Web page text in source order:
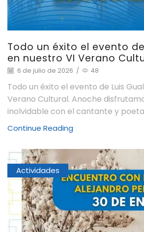
Todo un éxito el evento
en nuestro VI Verano
6 de julio de 2026 / 48
Todo un éxito el evento de Luis
Verano Cultural. Anoche
inolvidable con el cantante y poeta
Continue Reading
Actividades